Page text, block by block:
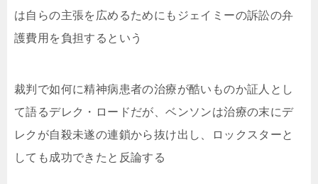
は自らの主張を広めるためにもジェイミーの訴訟の弁
護費用を負担するという
裁判で如何に精神病患者の治療が酷いものか証人とし
て語るデレク・ロードだが、ベンソンは治療の末にデ
レクが自殺未遂の連鎖から抜け出し、ロックスターと
しても成功できたと反論する